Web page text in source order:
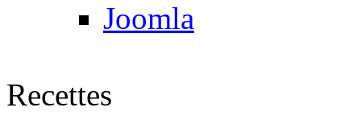
Joomla
Recettes